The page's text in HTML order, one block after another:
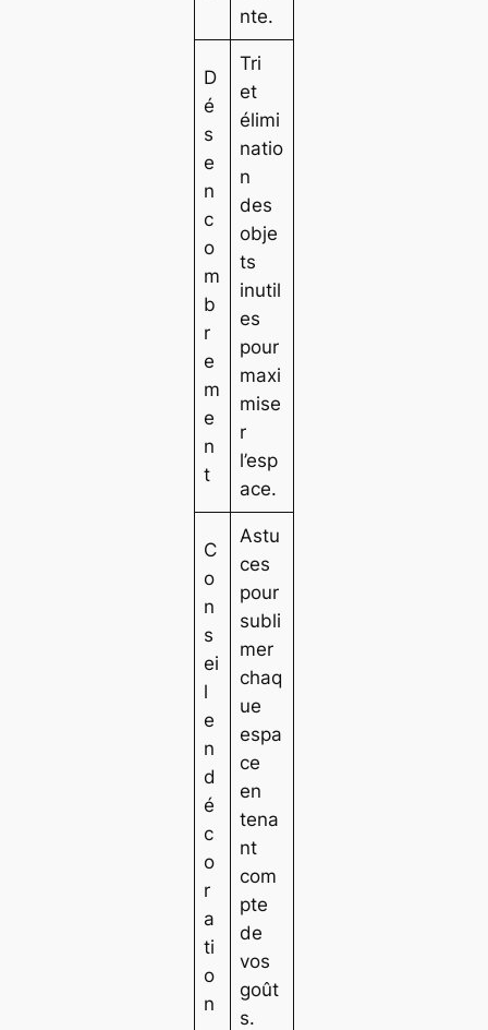
nte.
D
é
s
e
n
c
o
m
b
r
e
m
e
n
t
Tri
et
élimi
natio
n
des
obje
ts
inutil
es
pour
maxi
mise
r
l’esp
ace.
C
o
n
s
ei
l
e
n
d
é
c
o
r
a
ti
o
n
Astu
ces
pour
subli
mer
chaq
ue
espa
ce
en
tena
nt
com
pte
de
vos
goût
s.